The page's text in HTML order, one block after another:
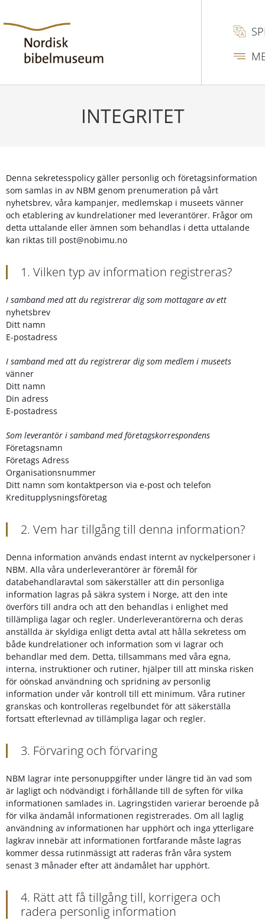
INTEGRITET
Denna sekretesspolicy gäller personlig och företagsinformation
som samlas in av NBM genom prenumeration på vårt
nyhetsbrev, våra kampanjer, medlemskap i museets vänner
och etablering av kundrelationer med leverantörer. Frågor om
detta uttalande eller ämnen som behandlas i detta uttalande
kan riktas till post@nobimu.no
1. Vilken typ av information registreras?
I samband med att du registrerar dig som mottagare av ett
nyhetsbrev
Ditt namn
E-postadress
I samband med att du registrerar dig som medlem i museets
vänner
Ditt namn
Din adress
E-postadress
Som leverantör i samband med företagskorrespondens
Företagsnamn
Företags Adress
Organisationsnummer
Ditt namn som kontaktperson via e-post och telefon
Kreditupplysningsföretag
2. Vem har tillgång till denna information?
Denna information används endast internt av nyckelpersoner i
NBM. Alla våra underleverantörer är föremål för
databehandlaravtal som säkerställer att din personliga
information lagras på säkra system i Norge, att den inte
överförs till andra och att den behandlas i enlighet med
tillämpliga lagar och regler. Underleverantörerna och deras
anställda är skyldiga enligt detta avtal att hålla sekretess om
både kundrelationer och information som vi lagrar och
behandlar med dem. Detta, tillsammans med våra egna,
interna, instruktioner och rutiner, hjälper till att minska risken
för oönskad användning och spridning av personlig
information under vår kontroll till ett minimum. Våra rutiner
granskas och kontrolleras regelbundet för att säkerställa
fortsatt efterlevnad av tillämpliga lagar och regler.
3. Förvaring och förvaring
NBM lagrar inte personuppgifter under längre tid än vad som
är lagligt och nödvändigt i förhållande till de syften för vilka
informationen samlades in. Lagringstiden varierar beroende på
för vilka ändamål informationen registrerades. Om all laglig
användning av informationen har upphört och inga ytterligare
lagkrav innebär att informationen fortfarande måste lagras
kommer dessa rutinmässigt att raderas från våra system
senast 3 månader efter att ändamålet har upphört.
4. Rätt att få tillgång till, korrigera och
radera personlig information